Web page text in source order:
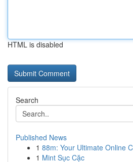
HTML is disabled
Search
Published News
1 88m: Your Ultimate Online
1 Mint Sục Cặc